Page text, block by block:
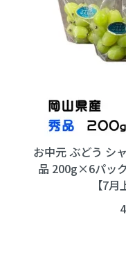
お中元 ぶどう シ
品 200g×6パッ
【7